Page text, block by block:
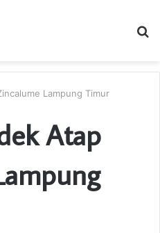
Lampung Timur
Atap